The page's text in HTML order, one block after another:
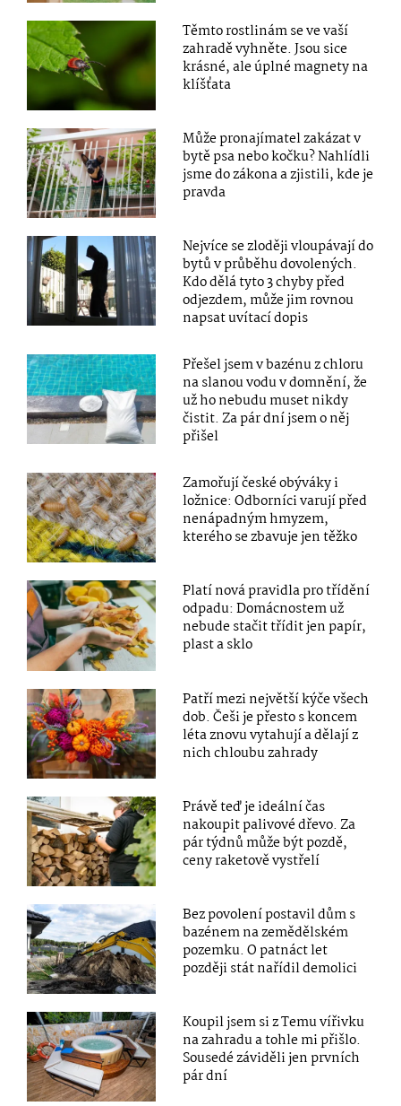
Těmto rostlinám se ve vaší
zahradě vyhněte. Jsou sice
krásné, ale úplné magnety na
klíšťata
Může pronajímatel zakázat v
bytě psa nebo kočku? Nahlídli
jsme do zákona a zjistili, kde je
pravda
Nejvíce se zloději vloupávají do
bytů v průběhu dovolených.
Kdo dělá tyto 3 chyby před
odjezdem, může jim rovnou
napsat uvítací dopis
Přešel jsem v bazénu z chloru
na slanou vodu v domnění, že
už ho nebudu muset nikdy
čistit. Za pár dní jsem o něj
přišel
Zamořují české obýváky i
ložnice: Odborníci varují před
nenápadným hmyzem,
kterého se zbavuje jen těžko
Platí nová pravidla pro třídění
odpadu: Domácnostem už
nebude stačit třídit jen papír,
plast a sklo
Patří mezi největší kýče všech
dob. Češi je přesto s koncem
léta znovu vytahují a dělají z
nich chloubu zahrady
Právě teď je ideální čas
nakoupit palivové dřevo. Za
pár týdnů může být pozdě,
ceny raketově vystřelí
Bez povolení postavil dům s
bazénem na zemědělském
pozemku. O patnáct let
později stát nařídil demolici
Koupil jsem si z Temu vířivku
na zahradu a tohle mi přišlo.
Sousedé záviděli jen prvních
pár dní